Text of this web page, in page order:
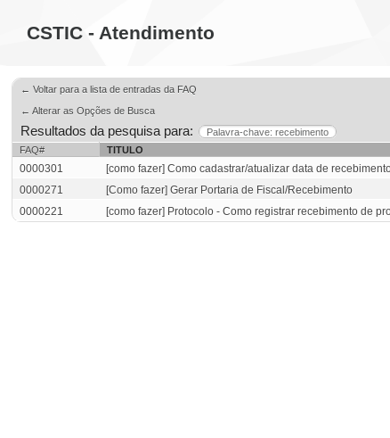
CSTIC - Atendimento
← Voltar para a lista de entradas da FAQ
← Alterar as Opções de Busca
Resultados da pesquisa para:
Palavra-chave: recebimento
FAQ#
TITULO
0000301 [como fazer] Como cadastrar/atualizar data de
0000271
[Como fazer] Gerar Portaria de Fiscal/Recebimento
0000221
[como fazer] Protocolo - Como registrar recebimento de